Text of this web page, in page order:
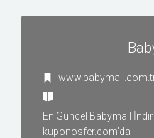
En Güncel Babymall
kuponosfer.com'da